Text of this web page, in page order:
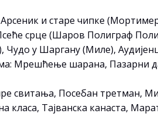
и старе чипке
срце (Шаров Полиграф
у Шаргану (Миле),
Мрешћење шарана, Пазарни
свитања, Посебан третман,
класа, Тајванска канаста,